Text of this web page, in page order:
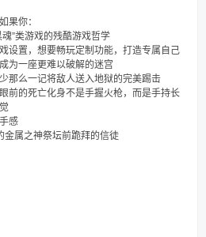
果你：
”类游戏的残酷游戏哲学
设置，想要畅玩定制功能，打造专属自己
为一座更难以破解的迷宫
那么一记将敌人送入地狱的完美踢击
前的死亡化身不是手握火枪，而是手持长
感
金属之神祭坛前跪拜的信徒